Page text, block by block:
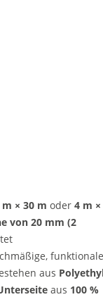
| rot | hellgrau
m × 30 m oder 4 m ×
von 20 mm (2
funktionale
aus
aus 100 %